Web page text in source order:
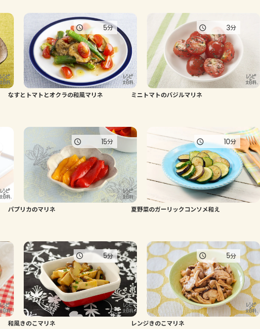
レシピ
トーク
よくあるお問い合わせ
AJINOMOTO PARK とは
なすとトマトとオクラの和風マリネ
5分
ミニトマトのバジルマリネ
3分
パプリカのマリネ
15分
夏野菜のガーリックコンソメ和え
10分
和風きのこマリネ
5分
レンジきのこマリネ
5分